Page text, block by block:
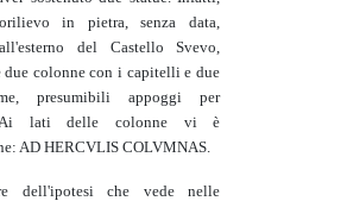
in pietra, senza data,
del Castello Svevo,
due colonne con i capitelli e due
presumibili appoggi per
Ai lati delle colonne vi è
AD HERCVLIS COLVMNAS.
dell'ipotesi che vede nelle